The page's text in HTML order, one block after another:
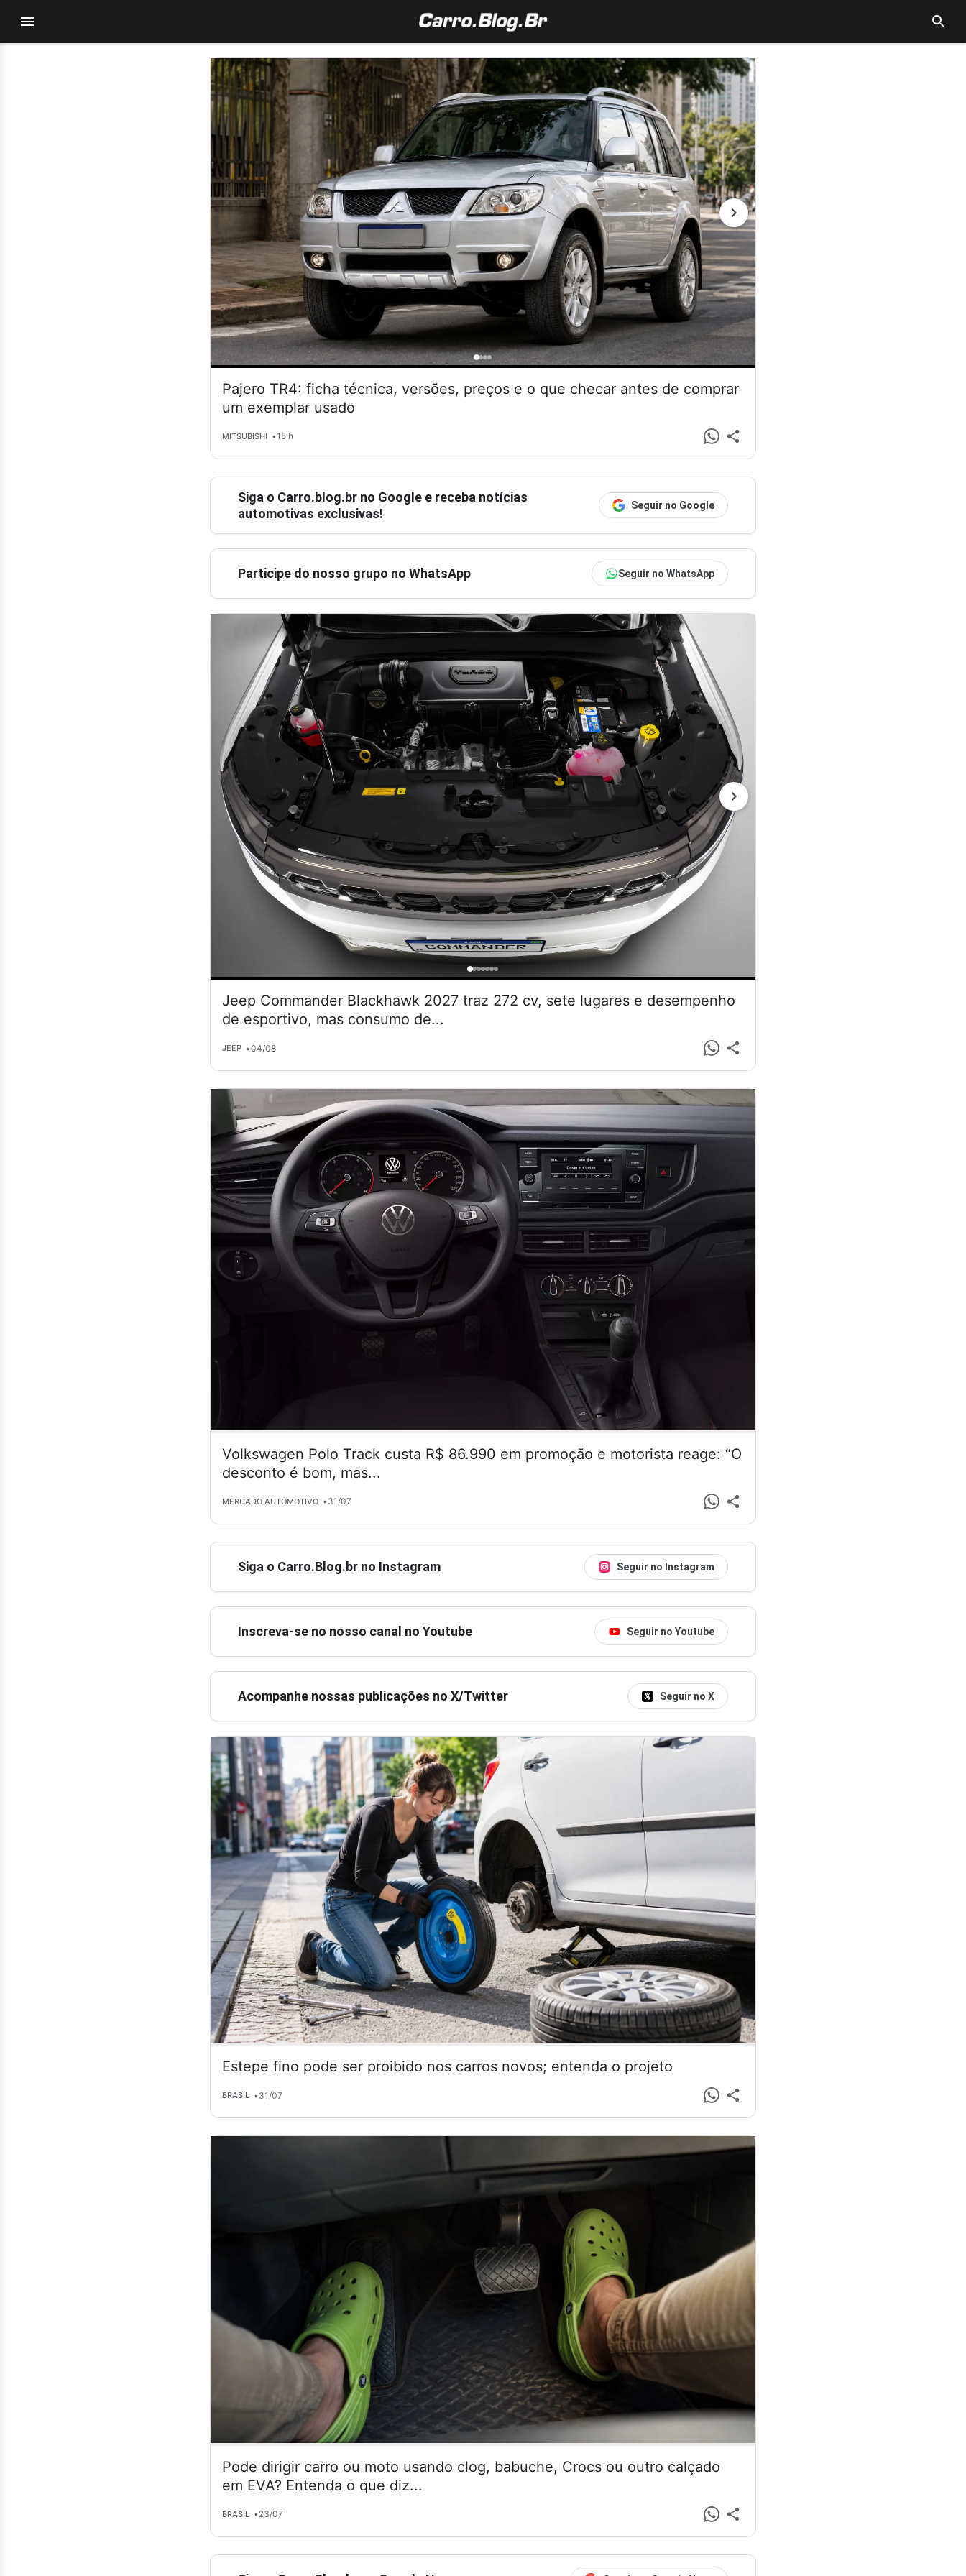
Pajero TR4: ficha técnica, versões, preços e o que checar antes de comprar
um exemplar usado
MITSUBISHI •15 h
Siga o Carro.blog.br no Google e receba notícias
automotivas exclusivas!
Seguir no Google
Participe do nosso grupo no WhatsApp Seguir no WhatsApp
Jeep Commander Blackhawk 2027 traz 272 cv, sete lugares e desempenho
de esportivo, mas consumo de...
JEEP •04/08
Volkswagen Polo Track custa R$ 86.990 em promoção e motorista reage: “O
desconto é bom, mas...
MERCADO AUTOMOTIVO •31/07
Siga o Carro.Blog.br no Instagram Seguir no Instagram
Inscreva-se no nosso canal no Youtube Seguir no Youtube
Acompanhe nossas publicações no X/Twitter Seguir no X
Estepe fino pode ser proibido nos carros novos; entenda o projeto
BRASIL •31/07
Pode dirigir carro ou moto usando clog, babuche, Crocs ou outro calçado
em EVA? Entenda o que diz...
BRASIL •23/07